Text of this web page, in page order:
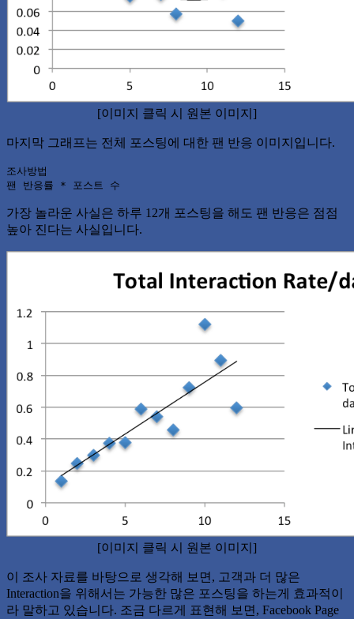
[이미지 클릭 시 원본 이미지]
마지막 그래프는 전체 포스팅에 대한 팬 반응 이미지입니다.
조사방법
팬 반응률 * 포스트 수
가장 놀라운 사실은 하루 12개 포스팅을 해도 팬 반응은 점점
높아 진다는 사실입니다.
[이미지 클릭 시 원본 이미지]
이 조사 자료를 바탕으로 생각해 보면, 고객과 더 많은
Interaction을 위해서는 가능한 많은 포스팅을 하는게 효과적이
라 말하고 있습니다. 조금 다르게 표현해 보면, Facebook Page